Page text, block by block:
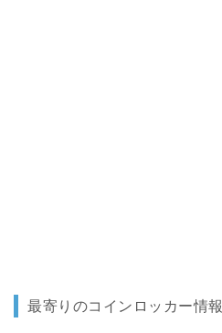
最寄りのコインロッカー情報